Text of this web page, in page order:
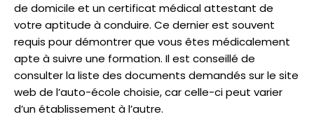
de domicile et un certificat médical attestant de
votre aptitude à conduire. Ce dernier est souvent
requis pour démontrer que vous êtes médicalement
apte à suivre une formation. Il est conseillé de
consulter la liste des documents demandés sur le site
web de l’auto-école choisie, car celle-ci peut varier
d’un établissement à l’autre.